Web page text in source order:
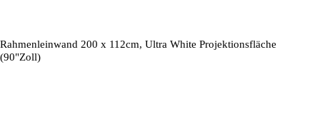
Rahmenleinwand 200 x 112cm, Ultra White Projektionsfläche
(90"Zoll)